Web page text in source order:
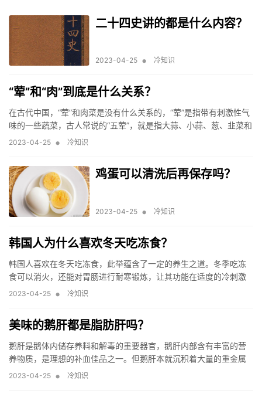
二十四史讲的都是什么内容？
2023-04-25 • 冷知识
“荤”和“肉”到底是什么关系？
在古代中国，“荤”和肉菜是没有什么关系的，“荤”是指带有刺激性气
味的一些蔬菜，古人常说的“五荤”，就是指大蒜、小蒜、葱、韭菜和
兴蕖五种蔬菜。
2023-04-25 • 冷知识
鸡蛋可以清洗后再保存吗？
2023-04-25 • 冷知识
韩国人为什么喜欢冬天吃冻食？
韩国人喜欢在冬天吃冻食，此举蕴含了一定的养生之道。冬季吃冻
食可以消火，还能对胃肠进行耐寒锻炼，让其功能在适度的冷刺激
下逐渐得到加强，增强免疫功能。
2023-04-25 • 冷知识
美味的鹅肝都是脂肪肝吗？
鹅肝是鹅体内储存养料和解毒的重要器官，鹅肝内部含有丰富的营
养物质，是理想的补血佳品之一。但鹅肝本就沉积着大量的重金属
等有害物质，不适合长期食用，脂肪肝患者更应该对其保持距离。
2023-04-25 • 冷知识